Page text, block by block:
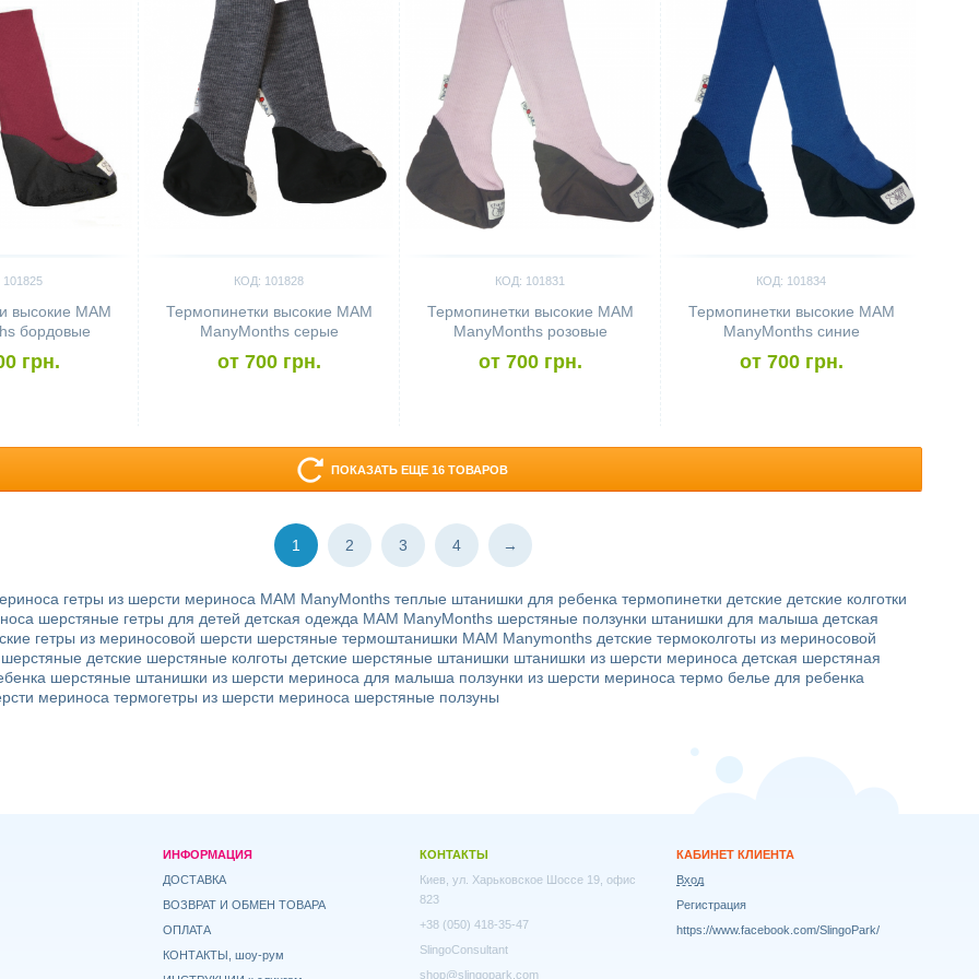
высокие MAM
бордовые
грн.
КОД: 101828
Термопинетки высокие MAM
ManyMonths серые
от 700 грн.
КОД: 101831
Термопинетки высокие MAM
ManyMonths розовые
от 700 грн.
КОД: 101834
Термопинетки высокие MAM
ManyMonths синие
от 700 грн.
ПОКАЗАТЬ ЕЩЕ 16 ТОВАРОВ
1 2 3 4 →
гетры из шерсти мериноса MAM ManyMonths теплые штанишки для ребенка термопинетки детские детские колготки
шерстяные гетры для детей детская одежда MAM ManyMonths шерстяные ползунки штанишки для малыша детская
гетры из мериносовой шерсти шерстяные термоштанишки MAM Manymonths детские термоколготы из мериносовой
шерстяные детские шерстяные колготы детские шерстяные штанишки штанишки из шерсти мериноса детская шерстяная
шерстяные штанишки из шерсти мериноса для малыша ползунки из шерсти мериноса термо белье для ребенка
мериноса термогетры из шерсти мериноса шерстяные ползуны
ИНФОРМАЦИЯ
ДОСТАВКА
ВОЗВРАТ И ОБМЕН ТОВАРА
ОПЛАТА
КОНТАКТЫ, шоу-рум
КОНТАКТЫ
Киев, ул. Харьковское Шоссе 19, офис
823
+38 (050) 418-35-47
SlingoConsultant
shop@slingopark.com
КАБИНЕТ КЛИЕНТА
Вход
Регистрация
https://www.facebook.com/SlingoPark/